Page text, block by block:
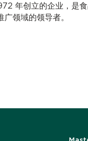
年创立的企业，是
领域的领导者。